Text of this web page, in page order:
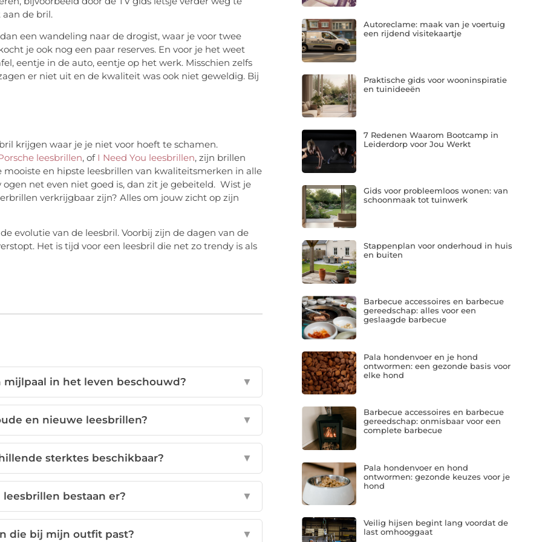
de bril.
een wandeling naar de drogist, waar je voor twee
je ook nog een paar reserves. En voor je het weet
eentje in de auto, eentje op het werk. Misschien zelfs
er niet uit en de kwaliteit was ook niet geweldig. Bij
krijgen waar je je niet voor hoeft te schamen.
leesbrillen, of I Need You leesbrillen, zijn brillen
en hipste leesbrillen van kwaliteitsmerken in alle
net even niet goed is, dan zit je gebeiteld. Wist je
verkrijgbaar zijn? Alles om jouw zicht op zijn
evolutie van de leesbril. Voorbij zijn de dagen van de
Het is tijd voor een leesbril die net zo trendy is als
in het leven beschouwd? ▼
en nieuwe leesbrillen? ▼
sterktes beschikbaar? ▼
bestaan er? ▼
die bij mijn outfit past? ▼
Autoreclame: maak van je voertuig
een rijdend visitekaartje
Praktische gids voor wooninspiratie
en tuinideeën
7 Redenen Waarom Bootcamp in
Leiderdorp voor Jou Werkt
Gids voor probleemloos wonen: van
schoonmaak tot tuinwerk
Stappenplan voor onderhoud in huis
en buiten
Barbecue accessoires en barbecue
gereedschap: alles voor een
geslaagde barbecue
Pala hondenvoer en je hond
ontwormen: een gezonde basis voor
elke hond
Barbecue accessoires en barbecue
gereedschap: onmisbaar voor een
complete barbecue
Pala hondenvoer en hond
ontwormen: gezonde keuzes voor je
hond
Veilig hijsen begint lang voordat de
last omhooggaat